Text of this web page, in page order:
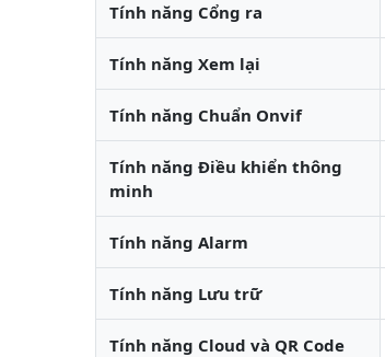
Tính năng Cổng ra
Tính năng Xem lại
Tính năng Chuẩn Onvif
Tính năng Điều khiển thông
minh
Tính năng Alarm
Tính năng Lưu trữ
Tính năng Cloud và QR Code